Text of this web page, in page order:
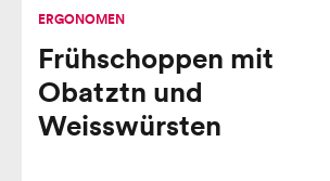
ERGONOMEN
Frühschoppen mit
Obatztn und
Weisswürsten